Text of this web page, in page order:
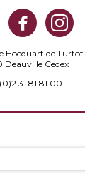
Hocquart de Turtot
Deauville Cedex
31 81 81 00